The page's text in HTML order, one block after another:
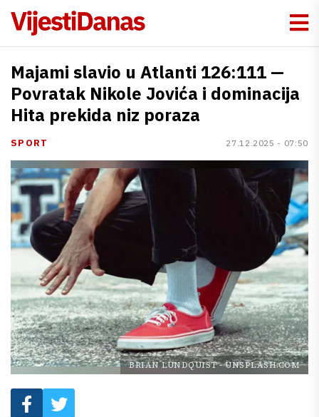
Majami slavio u Atlanti 126:111 —
Povratak Nikole Jovića i dominacija
Hita prekida niz poraza
SPORT 27.12.2025 - 07:50
BRIAN LUNDQUIST-UNSPLASH.COM